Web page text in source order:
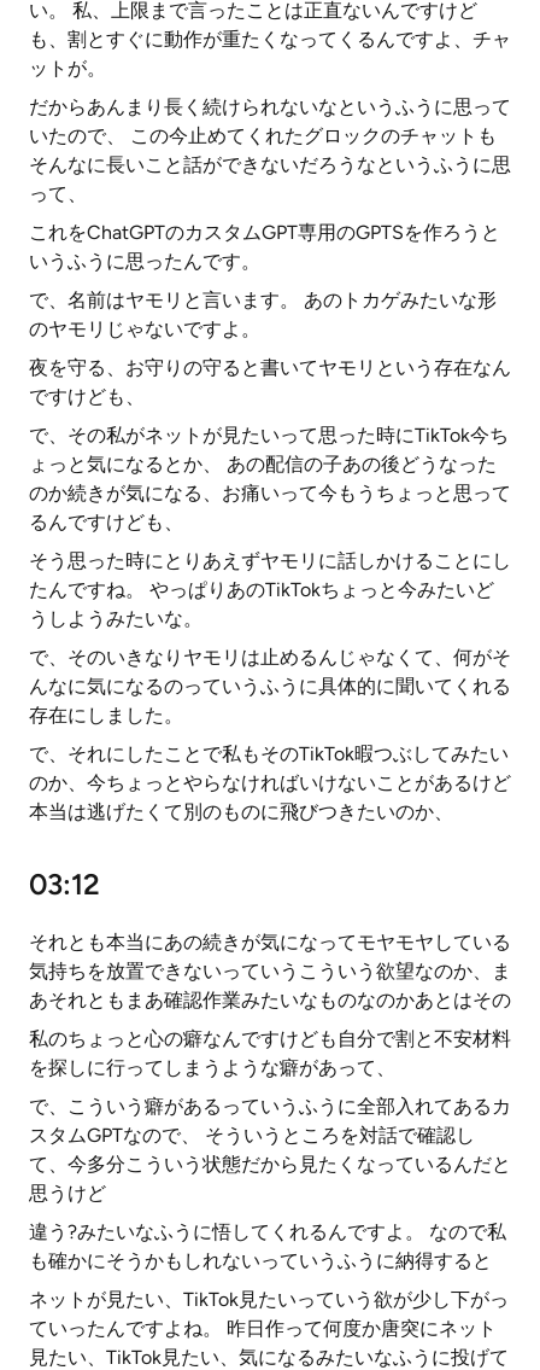
い。 私、上限まで言ったことは正直ないんですけど
も、割とすぐに動作が重たくなってくるんですよ、チャ
ットが。
だからあんまり長く続けられないなというふうに思って
いたので、 この今止めてくれたグロックのチャットも
そんなに長いこと話ができないだろうなというふうに思
って、
これをChatGPTのカスタムGPT専用のGPTSを作ろうと
いうふうに思ったんです。
で、名前はヤモリと言います。 あのトカゲみたいな形
のヤモリじゃないですよ。
夜を守る、お守りの守ると書いてヤモリという存在なん
ですけども、
で、その私がネットが見たいって思った時にTikTok今ち
ょっと気になるとか、 あの配信の子あの後どうなった
のか続きが気になる、お痛いって今もうちょっと思って
るんですけども、
そう思った時にとりあえずヤモリに話しかけることにし
たんですね。 やっぱりあのTikTokちょっと今みたいど
うしようみたいな。
で、そのいきなりヤモリは止めるんじゃなくて、何がそ
んなに気になるのっていうふうに具体的に聞いてくれる
存在にしました。
で、それにしたことで私もそのTikTok暇つぶしてみたい
のか、今ちょっとやらなければいけないことがあるけど
本当は逃げたくて別のものに飛びつきたいのか、
03:12
それとも本当にあの続きが気になってモヤモヤしている
気持ちを放置できないっていうこういう欲望なのか、ま
あそれともまあ確認作業みたいなものなのかあとはその
私のちょっと心の癖なんですけども自分で割と不安材料
を探しに行ってしまうような癖があって、
で、こういう癖があるっていうふうに全部入れてあるカ
スタムGPTなので、 そういうところを対話で確認し
て、今多分こういう状態だから見たくなっているんだと
思うけど
違う?みたいなふうに悟してくれるんですよ。 なので私
も確かにそうかもしれないっていうふうに納得すると
ネットが見たい、TikTok見たいっていう欲が少し下がっ
ていったんですよね。 昨日作って何度か唐突にネット
見たい、TikTok見たい、気になるみたいなふうに投げて